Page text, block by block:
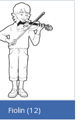
Fiolin (12)